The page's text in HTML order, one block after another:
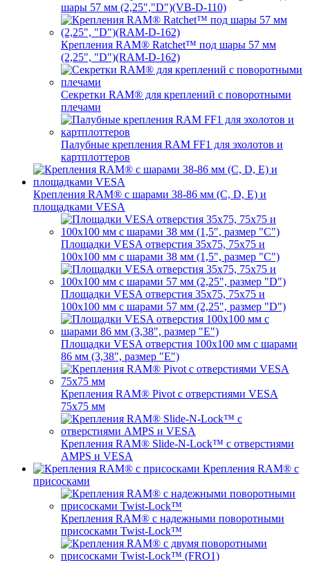
шары 57 мм (2,25","D")(VB-D-110)
Крепления RAM® Ratchet™ под шары 57 мм
(2,25", "D")(RAM-D-162)
Секретки RAM® для креплений с поворотными
плечами
Палубные крепления RAM FF1 для эхолотов и
картплоттеров
Крепления RAM® с шарами 38-86 мм (C, D, E) и
площадками VESA
Площадки VESA отверстия 35x75, 75x75 и
100x100 мм с шарами 38 мм (1,5", размер "C")
Площадки VESA отверстия 35х75, 75x75 и
100x100 мм с шарами 57 мм (2,25", размер "D")
Площадки VESA отверстия 100x100 мм с шарами
86 мм (3,38", размер "E")
Крепления RAM® Pivot с отверстиями VESA
75x75 мм
Крепления RAM® Slide-N-Lock™ с отверстиями
AMPS и VESA
Крепления RAM® с
присосками
Крепления RAM® с надежными поворотными
присосками Twist-Lock™